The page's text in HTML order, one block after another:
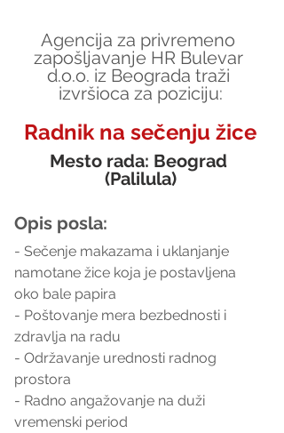
Agencija za privremeno
zapošljavanje HR Bulevar
d.o.o. iz Beograda traži
izvršioca za poziciju:
Radnik na sečenju žice
Mesto rada: Beograd
(Palilula)
Opis posla:
- Sečenje makazama i uklanjanje
namotane žice koja je postavljena
oko bale papira
- Poštovanje mera bezbednosti i
zdravlja na radu
- Održavanje urednosti radnog
prostora
- Radno angažovanje na duži
vremenski period